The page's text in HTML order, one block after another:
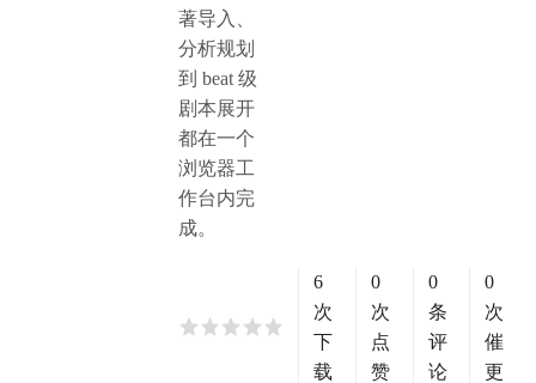
著导入、
分析规划
到 beat 级
剧本展开
都在一个
浏览器工
作台内完
成。
6
次
下
载
0
次
点
赞
0
条
评
论
0
次
催
更